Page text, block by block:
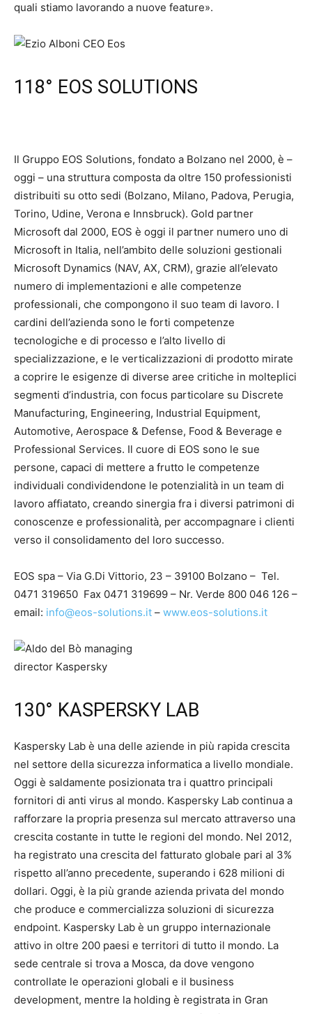
quali stiamo lavorando a nuove feature».
118° EOS SOLUTIONS
Il Gruppo EOS Solutions, fondato a Bolzano nel 2000, è –
oggi – una struttura composta da oltre 150 professionisti
distribuiti su otto sedi (Bolzano, Milano, Padova, Perugia,
Torino, Udine, Verona e Innsbruck). Gold partner
Microsoft dal 2000, EOS è oggi il partner numero uno di
Microsoft in Italia, nell’ambito delle soluzioni gestionali
Microsoft Dynamics (NAV, AX, CRM), grazie all’elevato
numero di implementazioni e alle competenze
professionali, che compongono il suo team di lavoro. I
cardini dell’azienda sono le forti competenze
tecnologiche e di processo e l’alto livello di
specializzazione, e le verticalizzazioni di prodotto mirate
a coprire le esigenze di diverse aree critiche in molteplici
segmenti d’industria, con focus particolare su Discrete
Manufacturing, Engineering, Industrial Equipment,
Automotive, Aerospace & Defense, Food & Beverage e
Professional Services. Il cuore di EOS sono le sue
persone, capaci di mettere a frutto le competenze
individuali condividendone le potenzialità in un team di
lavoro affiatato, creando sinergia fra i diversi patrimoni di
conoscenze e professionalità, per accompagnare i clienti
verso il consolidamento del loro successo.
EOS spa – Via G.Di Vittorio, 23 – 39100 Bolzano – Tel.
0471 319650 Fax 0471 319699 – Nr. Verde 800 046 126 –
email: info@eos-solutions.it – www.eos-solutions.it
130° KASPERSKY LAB
Kaspersky Lab è una delle aziende in più rapida crescita
nel settore della sicurezza informatica a livello mondiale.
Oggi è saldamente posizionata tra i quattro principali
fornitori di anti virus al mondo. Kaspersky Lab continua a
rafforzare la propria presenza sul mercato attraverso una
crescita costante in tutte le regioni del mondo. Nel 2012,
ha registrato una crescita del fatturato globale pari al 3%
rispetto all’anno precedente, superando i 628 milioni di
dollari. Oggi, è la più grande azienda privata del mondo
che produce e commercializza soluzioni di sicurezza
endpoint. Kaspersky Lab è un gruppo internazionale
attivo in oltre 200 paesi e territori di tutto il mondo. La
sede centrale si trova a Mosca, da dove vengono
controllate le operazioni globali e il business
development, mentre la holding è registrata in Gran